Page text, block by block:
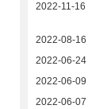
2022-11-16
2022-08-16
2022-06-24
2022-06-09
2022-06-07